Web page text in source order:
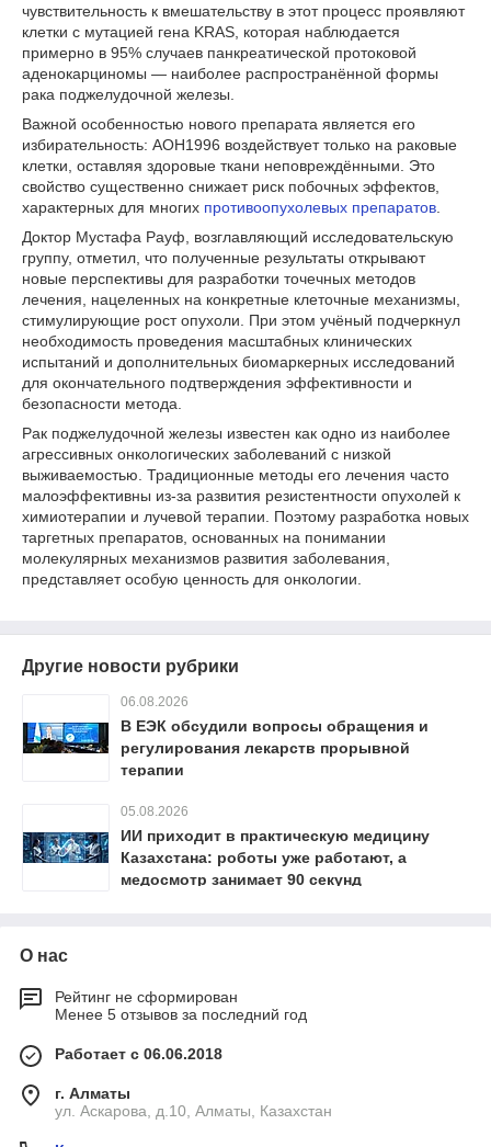
чувствительность к вмешательству в этот процесс проявляют
клетки с мутацией гена KRAS, которая наблюдается
примерно в 95% случаев панкреатической протоковой
аденокарциномы — наиболее распространённой формы
рака поджелудочной железы.
Важной особенностью нового препарата является его
избирательность: AOH1996 воздействует только на раковые
клетки, оставляя здоровые ткани неповреждёнными. Это
свойство существенно снижает риск побочных эффектов,
характерных для многих противоопухолевых препаратов
Доктор Мустафа Рауф, возглавляющий исследовательскую
группу, отметил, что полученные результаты открывают
новые перспективы для разработки точечных методов
лечения, нацеленных на конкретные клеточные механизмы,
стимулирующие рост опухоли. При этом учёный подчеркнул
необходимость проведения масштабных клинических
испытаний и дополнительных биомаркерных исследований
для окончательного подтверждения эффективности и
безопасности метода.
Рак поджелудочной железы известен как одно из наиболее
агрессивных онкологических заболеваний с низкой
выживаемостью. Традиционные методы его лечения часто
малоэффективны из-за развития резистентности опухолей к
химиотерапии и лучевой терапии. Поэтому разработка новых
таргетных препаратов, основанных на понимании
молекулярных механизмов развития заболевания,
представляет особую ценность для онкологии.
Другие новости рубрики
06.08.2026
В ЕЭК обсудили вопросы обращения и
регулирования лекарств прорывной
терапии
05.08.2026
ИИ приходит в практическую медицину
Казахстана: роботы уже работают, а
медосмотр занимает 90 секунд
О нас
Рейтинг не сформирован
Менее 5 отзывов за последний год
Работает с 06.06.2018
г. Алматы
ул. Аскарова, д.10, Алматы, Казахстан